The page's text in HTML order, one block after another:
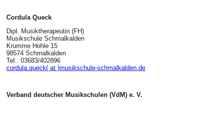
Cordula Queck
Dipl. Musiktherapeutin (FH)
Musikschule Schmalkalden
Krumme Hohle 15
98574 Schmalkalden
Tel.: 03683/402896
cordula.queck( at )musikschule-schmalkalden.de
Verband deutscher Musikschulen (VdM) e. V.